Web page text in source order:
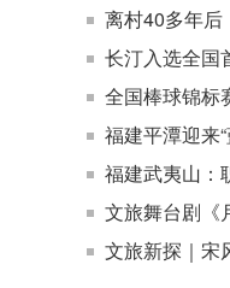
离村40多年后
长汀入选全国
全国棒球锦标
福建平潭迎来
福建武夷山：
文旅舞台剧《
文旅新探｜宋